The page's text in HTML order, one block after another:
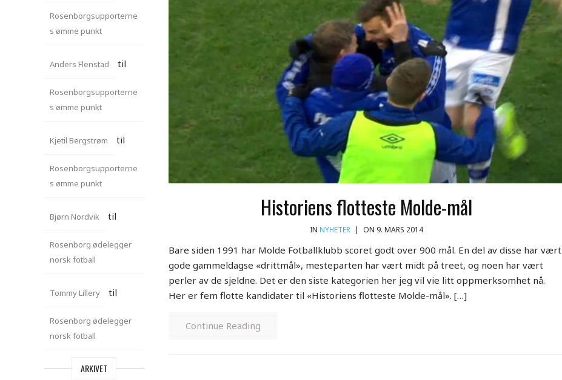
Historiens flotteste Molde-mål
INNYHETER | ON 9. MARS 2014
Bare siden 1991 har Molde Fotballklubb scoret godt over 900 mål. En del av disse har vært
gode gammeldagse «drittmål», mesteparten har vært midt på treet, og noen har vært
perler av de sjeldne. Det er den siste kategorien her jeg vil vie litt oppmerksomhet nå.
Her er fem flotte kandidater til «Historiens flotteste Molde-mål». […]
Continue Reading
Rosenborgsupporterne
s ømme punkt
Anders Flenstad til
Rosenborgsupporterne
s ømme punkt
Kjetil Bergstrøm til
Rosenborgsupporterne
s ømme punkt
Bjørn Nordvik til
Rosenborg ødelegger
norsk fotball
Tommy Lillery til
Rosenborg ødelegger
norsk fotball
ARKIVET